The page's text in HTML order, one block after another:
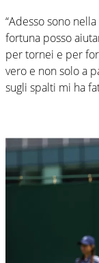
“Adesso sono
fortuna posso
per tornei e per
vero e non solo a
sugli spalti mi ha